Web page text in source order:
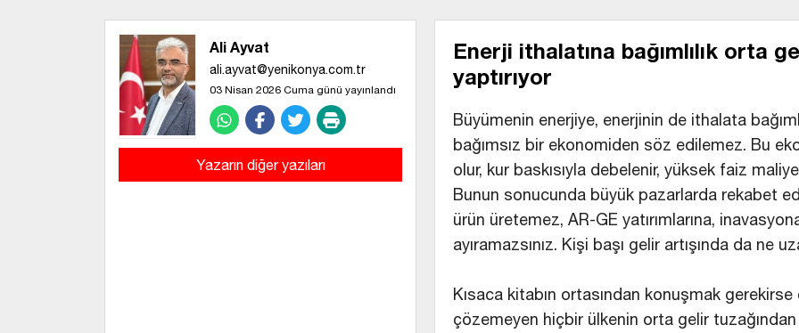
Ali Ayvat
ali.ayvat@yenikonya.com.tr
03 Nisan 2026 Cuma günü yayınlandı
Yazarın diğer yazıları
Enerji ithalatına bağımlılık orta
yaptırıyor
Büyümenin enerjiye, enerjinin de ithalata
bağımsız bir ekonomiden söz edilemez. Bu
olur, kur baskısıyla debelenir, yüksek faiz
Bunun sonucunda büyük pazarlarda rekabet
ürün üretemez, AR-GE yatırımlarına,
ayıramazsınız. Kişi başı gelir artışında da ne
Kısaca kitabın ortasından konuşmak
çözemeyen hiçbir ülkenin orta gelir